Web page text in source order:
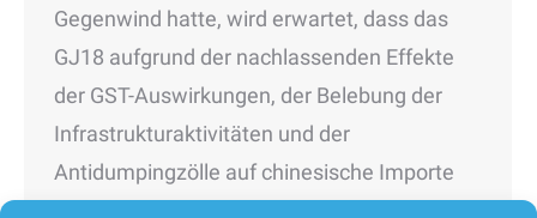
Gegenwind hatte, wird erwartet, dass das
GJ18 aufgrund der nachlassenden Effekte
der GST-Auswirkungen, der Belebung der
Infrastrukturaktivitäten und der
Antidumpingzölle auf chinesische Importe